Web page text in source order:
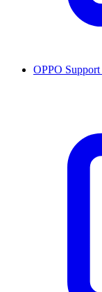
OPPO Support